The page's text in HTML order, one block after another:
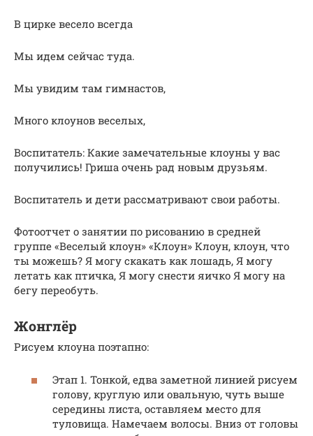
В цирке весело всегда
Мы идем сейчас туда.
Мы увидим там гимнастов,
Много клоунов веселых,
Воспитатель: Какие замечательные клоуны у вас
получились! Гриша очень рад новым друзьям.
Воспитатель и дети рассматривают свои работы.
Фотоотчет о занятии по рисованию в средней
группе «Веселый клоун» «Клоун» Клоун, клоун, что
ты можешь? Я могу скакать как лошадь, Я могу
летать как птичка, Я могу снести яичко Я могу на
бегу переобуть.
Жонглёр
Рисуем клоуна поэтапно:
Этап 1. Тонкой, едва заметной линией рисуем
голову, круглую или овальную, чуть выше
середины листа, оставляем место для
туловища. Намечаем волосы. Вниз от головы